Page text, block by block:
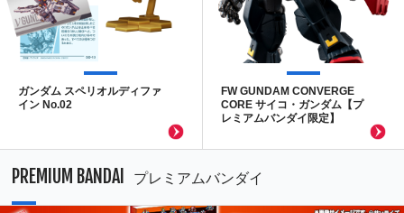
ガンダム スペリオルディファ
イン No.02
FW GUNDAM CONVERGE
CORE サイコ・ガンダム【プ
レミアムバンダイ限定】
PREMIUM BANDAI プレミアムバンダイ